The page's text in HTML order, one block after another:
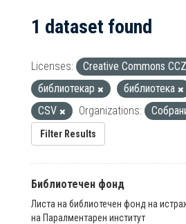
1 dataset found
Licenses: Creative Commons
библиотекар
библиотека
CSV
Organizations:
Filter Results
Библиотечен фонд
Листа на библиотечен фонд на
на Паралментарен институт